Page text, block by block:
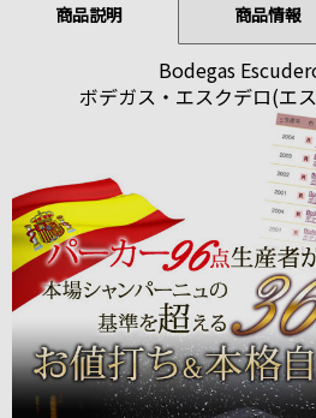
商品説明 商品情報
Bodegas
ボデガス・エスクデロ(エ